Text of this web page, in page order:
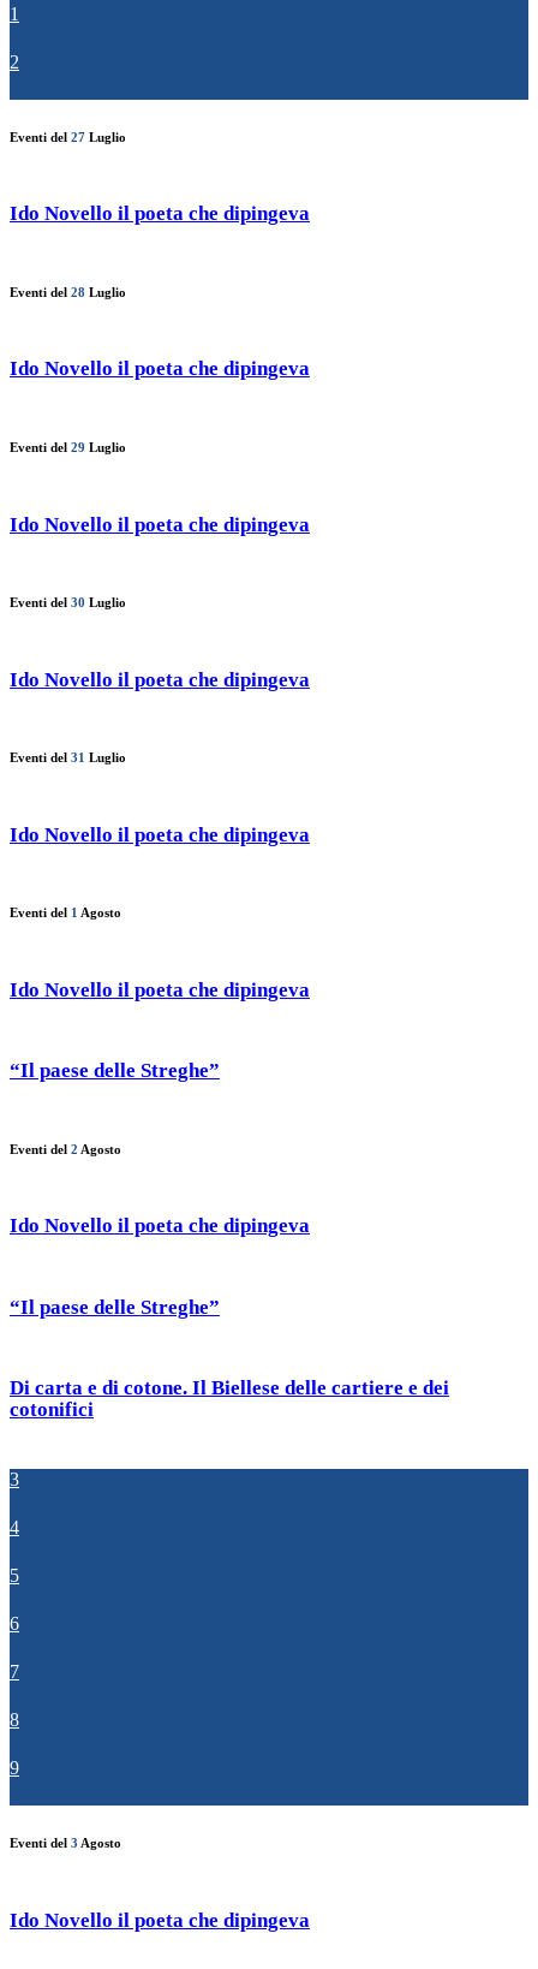
1
2
Eventi del 27 Luglio
Ido Novello il poeta che dipingeva
Eventi del 28 Luglio
Ido Novello il poeta che dipingeva
Eventi del 29 Luglio
Ido Novello il poeta che dipingeva
Eventi del 30 Luglio
Ido Novello il poeta che dipingeva
Eventi del 31 Luglio
Ido Novello il poeta che dipingeva
Eventi del 1 Agosto
Ido Novello il poeta che dipingeva
“Il paese delle Streghe”
Eventi del 2 Agosto
Ido Novello il poeta che dipingeva
“Il paese delle Streghe”
Di carta e di cotone. Il Biellese delle cartiere e dei
cotonifici
3
4
5
6
7
8
9
Eventi del 3 Agosto
Ido Novello il poeta che dipingeva